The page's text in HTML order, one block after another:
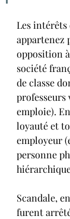
Les intérêts
appartenez
opposition
société
de classe
professeurs
emploie).
loyauté et
employeur
personne
Scandale,
furent